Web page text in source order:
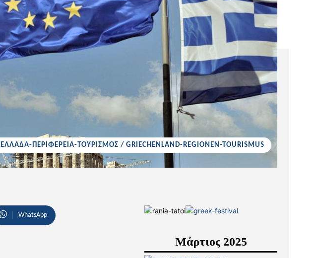
ΕΛΛΑΔΑ-ΠΕΡΙΦΕΡΕΙΑ-ΤΟΥΡΙΣΜΟΣ / GRIECHENLAND-REGIONEN-TOURISMUS
WhatsApp
Μάρτιος 2025